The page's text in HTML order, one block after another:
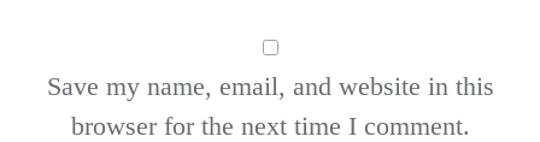
Save my name, email, and website in this
browser for the next time I comment.